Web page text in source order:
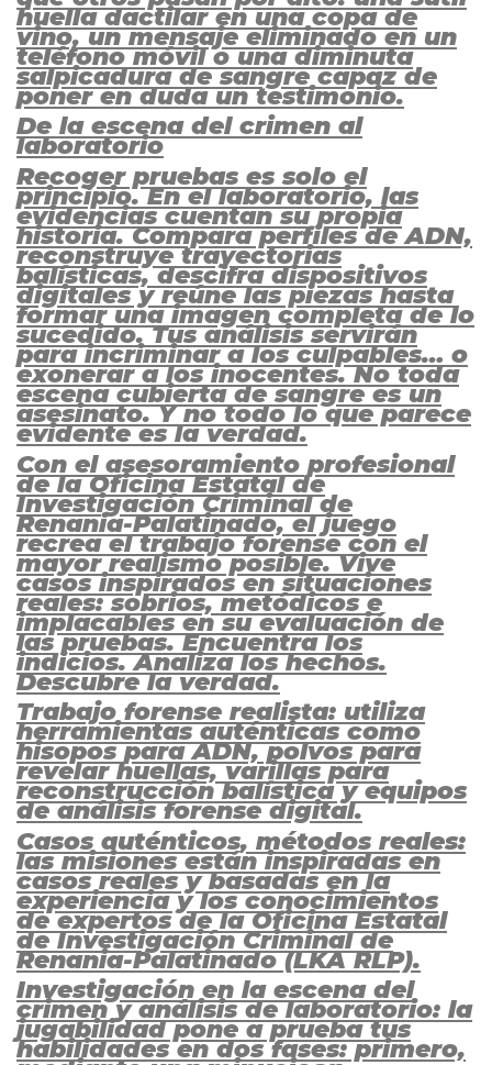
huella dactilar en una copa de
vino, un mensaje eliminado en un
teléfono móvil o una diminuta
salpicadura de sangre capaz de
poner en duda un testimonio.
De la escena del crimen al
laboratorio
Recoger pruebas es solo el
principio. En el laboratorio, las
evidencias cuentan su propia
historia. Compara perfiles de ADN,
reconstruye trayectorias
balísticas, descifra dispositivos
digitales y reúne las piezas hasta
formar una imagen completa de lo
sucedido. Tus análisis servirán
para incriminar a los culpables… o
exonerar a los inocentes. No toda
escena cubierta de sangre es un
asesinato. Y no todo lo que parece
evidente es la verdad.
Con el asesoramiento profesional
de la Oficina Estatal de
Investigación Criminal de
Renania-Palatinado, el juego
recrea el trabajo forense con el
mayor realismo posible. Vive
casos inspirados en situaciones
reales: sobrios, metódicos e
implacables en su evaluación de
las pruebas. Encuentra los
indicios. Analiza los hechos.
Descubre la verdad.
Trabajo forense realista: utiliza
herramientas auténticas como
hisopos para ADN, polvos para
revelar huellas, varillas para
reconstrucción balística y equipos
de análisis forense digital.
Casos auténticos, métodos reales:
las misiones están inspiradas en
casos reales y basadas en la
experiencia y los conocimientos
de expertos de la Oficina Estatal
de Investigación Criminal de
Renania-Palatinado (LKA RLP).
Investigación en la escena del
crimen y análisis de laboratorio: la
jugabilidad pone a prueba tus
habilidades en dos fases: primero,